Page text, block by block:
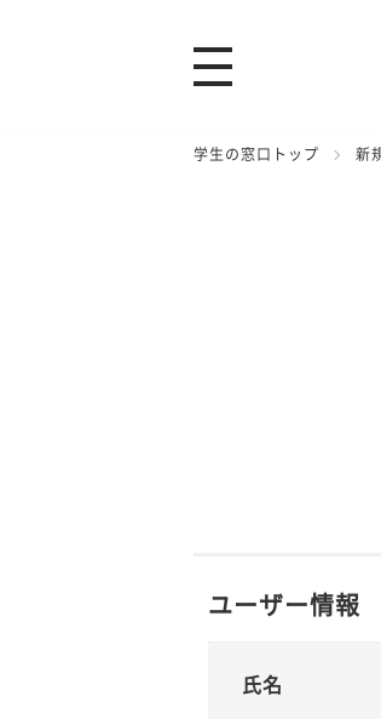
学生の窓口トップ 新
ユーザー情報
氏名